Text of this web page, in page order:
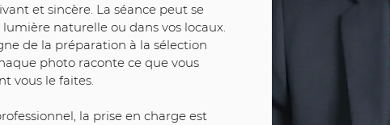
et sincère. La séance peut se
naturelle ou dans vos locaux.
de la préparation à la sélection
photo raconte ce que vous
vous le faites.
la prise en charge est